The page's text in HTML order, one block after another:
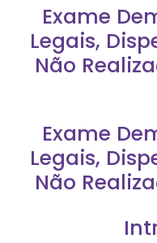
Exame
Legais,
Não
Exame
Legais,
Não